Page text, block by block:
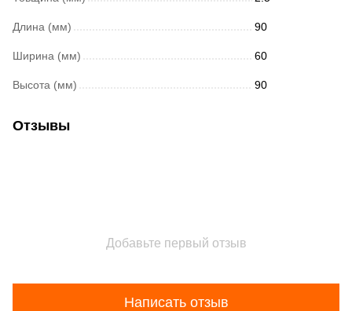
Длина (мм) 90
Ширина (мм) 60
Высота (мм) 90
Отзывы
Добавьте первый отзыв
Написать отзыв